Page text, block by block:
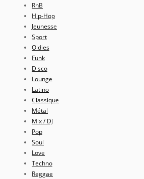
RnB
Hip-Hop
Jeunesse
Sport
Oldies
Funk
Disco
Lounge
Latino
Classique
Métal
Mix / DJ
Pop
Soul
Love
Techno
Reggae